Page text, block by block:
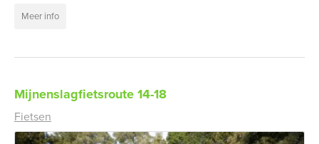
Meer info
Mijnenslagfietsroute 14-18
Fietsen